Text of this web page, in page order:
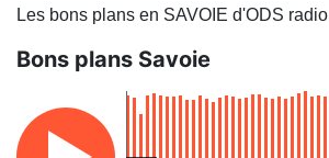
Les bons plans en SAVOIE d'ODS radio
Bons plans Savoie